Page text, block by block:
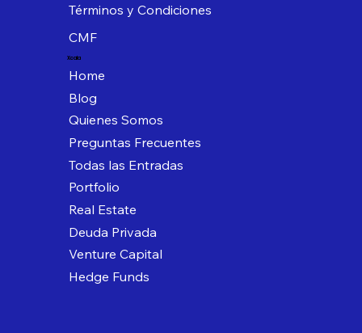
Términos y Condiciones
CMF
Xcala
Home
Blog
Quienes Somos
Preguntas Frecuentes
Todas las Entradas
Portfolio
Real Estate
Deuda Privada
Venture Capital
Hedge Funds